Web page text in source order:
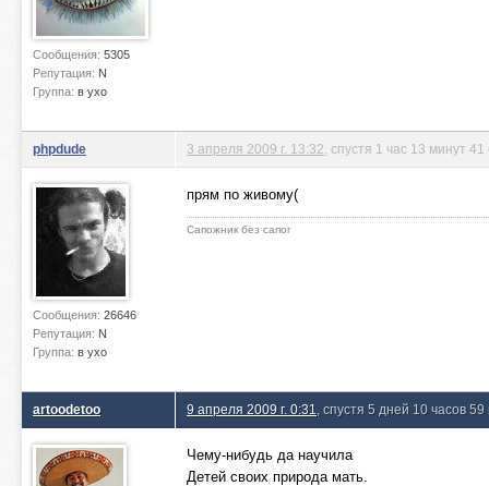
Сообщения: 5305
Репутация: N
Группа: в ухо
phpdude
Сообщения: 26646
Репутация: N
Группа: в ухо
3 апреля 2009 г. 13:32 , спустя 1 час 13 минут 41
прям по живому(
Сапожник без сапог
artoodetoo 9 апреля 2009 г. 0:31 , спустя 5 дней 10 часов
Чему-нибудь да научила
Детей своих природа мать.